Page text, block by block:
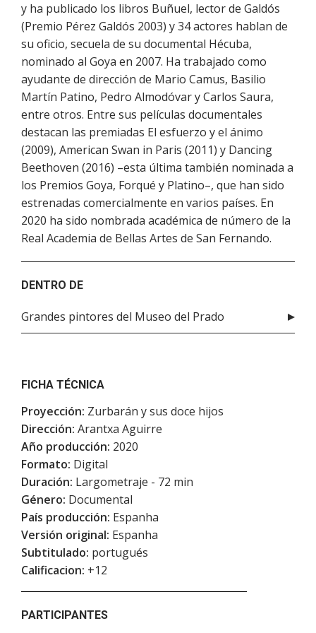
y ha publicado los libros Buñuel, lector de Galdós
(Premio Pérez Galdós 2003) y 34 actores hablan de
su oficio, secuela de su documental Hécuba,
nominado al Goya en 2007. Ha trabajado como
ayudante de dirección de Mario Camus, Basilio
Martín Patino, Pedro Almodóvar y Carlos Saura,
entre otros. Entre sus películas documentales
destacan las premiadas El esfuerzo y el ánimo
(2009), American Swan in Paris (2011) y Dancing
Beethoven (2016) –esta última también nominada a
los Premios Goya, Forqué y Platino–, que han sido
estrenadas comercialmente en varios países. En
2020 ha sido nombrada académica de número de la
Real Academia de Bellas Artes de San Fernando.
DENTRO DE
Grandes pintores del Museo del Prado
FICHA TÉCNICA
Proyección: Zurbarán y sus doce hijos
Dirección: Arantxa Aguirre
Año producción: 2020
Formato: Digital
Duración: Largometraje - 72 min
Género: Documental
País producción: Espanha
Versión original: Espanha
Subtitulado: portugués
Calificacion: +12
PARTICIPANTES